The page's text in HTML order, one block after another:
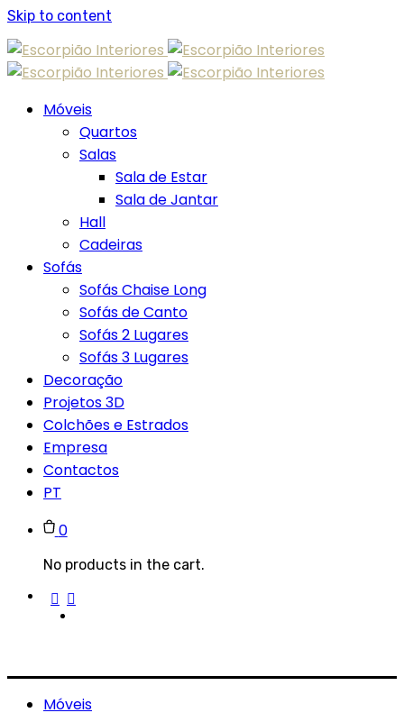
Skip to content
Móveis
Quartos
Salas
Sala de Estar
Sala de Jantar
Hall
Cadeiras
Sofás
Sofás Chaise Long
Sofás de Canto
Sofás 2 Lugares
Sofás 3 Lugares
Decoração
Projetos 3D
Colchões e Estrados
Empresa
Contactos
PT
0
No products in the cart.
Móveis